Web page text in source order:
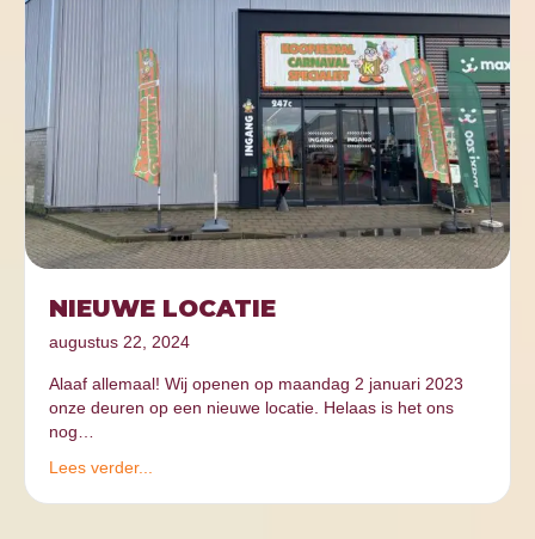
NIEUWE LOCATIE
augustus 22, 2024
Alaaf allemaal! Wij openen op maandag 2 januari 2023
onze deuren op een nieuwe locatie. Helaas is het ons
nog…
Lees verder...